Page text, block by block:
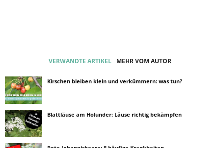
VERWANDTE ARTIKEL MEHR VOM AUTOR
Kirschen bleiben klein und verkümmern: was tun?
Blattläuse am Holunder: Läuse richtig bekämpfen